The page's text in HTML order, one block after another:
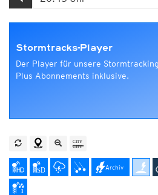
Stormtracks-Player
Der Player für unsere
Plus Abonnements inklusive.
Archiv